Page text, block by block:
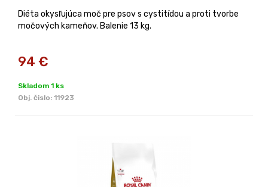
Diéta okysľujúca moč pre psov s cystitídou a proti tvorbe
močových kameňov. Balenie 13 kg.
94 €
Skladom 1 ks
Obj. čislo: 11923